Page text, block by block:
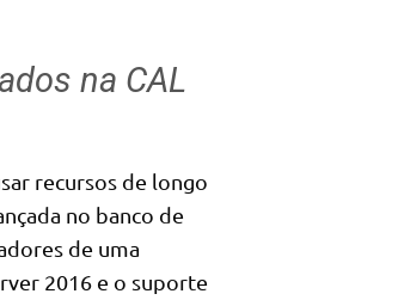
na CAL
recursos de longo
no banco de
de uma
2016 e o ​​suporte